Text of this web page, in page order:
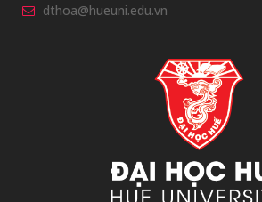
dthoa@hueuni.edu.vn